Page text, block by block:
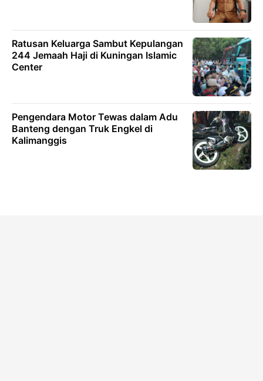
Ratusan Keluarga Sambut Kepulangan
244 Jemaah Haji di Kuningan Islamic
Center
Pengendara Motor Tewas dalam Adu
Banteng dengan Truk Engkel di
Kalimanggis